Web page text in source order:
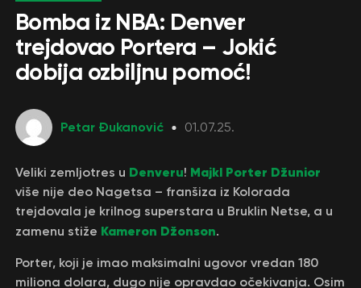
Bomba iz NBA: Denver
trejdovao Portera – Jokić
dobija ozbiljnu pomoć!
Petar Đukanović 01.07.25.
Veliki zemljotres u Denveru! Majkl Porter Džunior
više nije deo Nagetsa – franšiza iz Kolorada
trejdovala je krilnog superstara u Bruklin Netse, a u
zamenu stiže Kameron Džonson.
Porter, koji je imao maksimalni ugovor vredan 180
miliona dolara, dugo nije opravdao očekivanja. Osim